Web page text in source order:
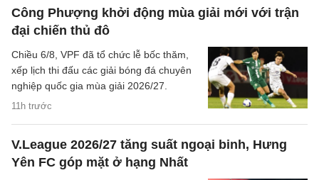
Công Phượng khởi động mùa giải mới với trận
đại chiến thủ đô
11h trước
Chiều 6/8, VPF đã tổ chức lễ bốc thăm,
xếp lịch thi đấu các giải bóng đá chuyên
nghiệp quốc gia mùa giải 2026/27.
V.League 2026/27 tăng suất ngoại binh, Hưng
Yên FC góp mặt ở hạng Nhất